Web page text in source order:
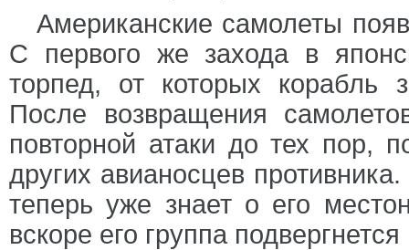
Американские самолеты
С первого же захода в
торпед, от которых корабль
После возвращения
повторной атаки до тех пор,
других авианосцев
теперь уже знает о его
вскоре его группа